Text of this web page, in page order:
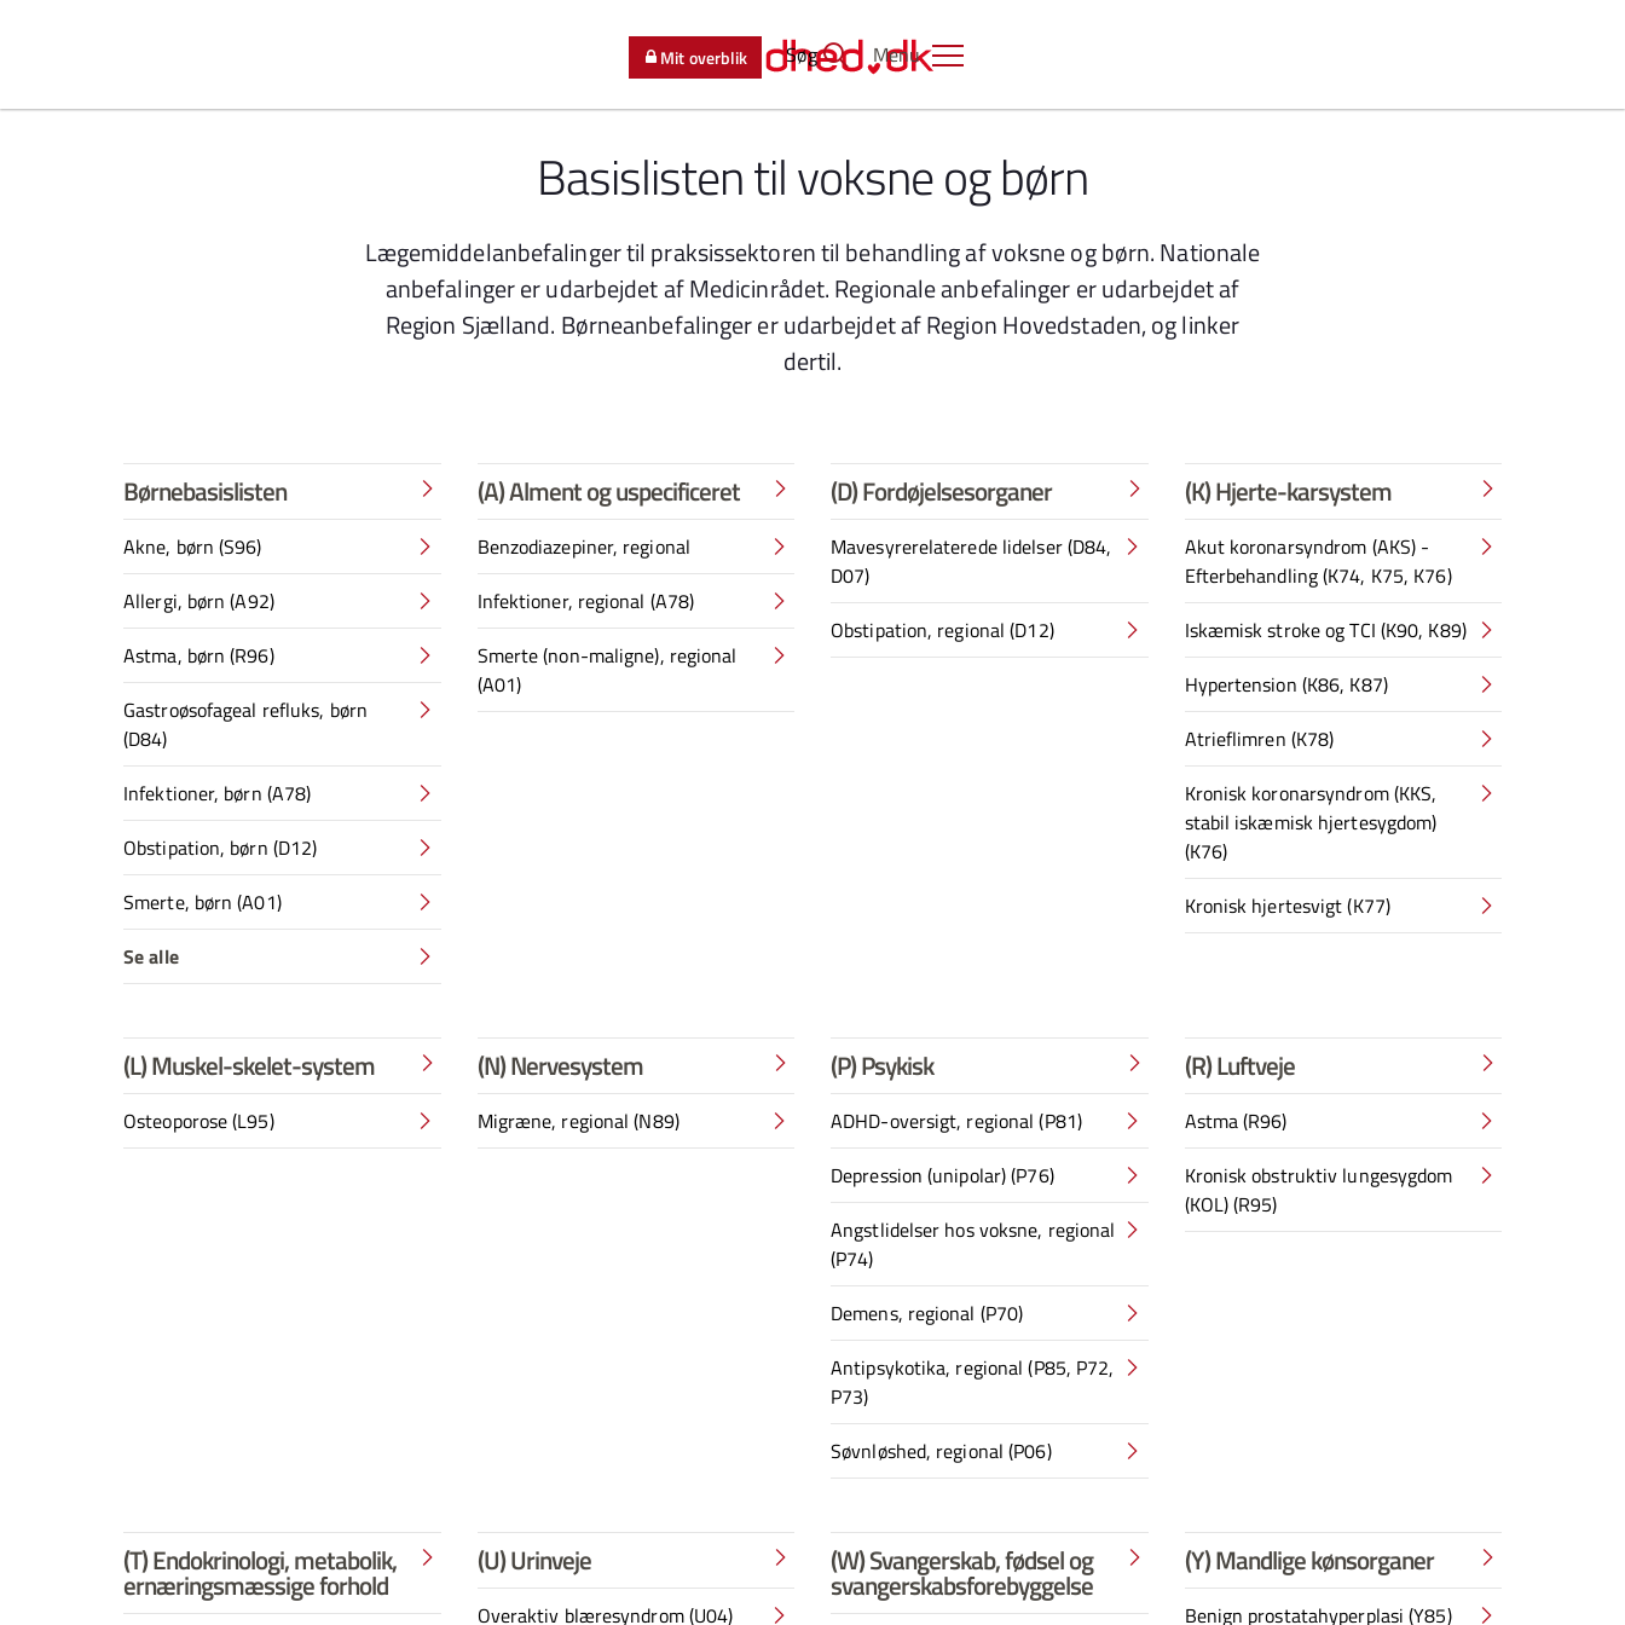
Menu
Søg
Mit overblik
Basislisten til voksne og børn
Lægemiddelanbefalinger til praksissektoren til behandling af voksne og børn. Nationale
anbefalinger er udarbejdet af Medicinrådet. Regionale anbefalinger er udarbejdet af
Region Sjælland. Børneanbefalinger er udarbejdet af Region Hovedstaden, og linker
dertil.
Børnebasislisten
Akne, børn (S96)
Allergi, børn (A92)
Astma, børn (R96)
Gastroøsofageal refluks, børn
(D84)
Infektioner, børn (A78)
Obstipation, børn (D12)
Smerte, børn (A01)
Se alle
(A) Alment og uspecificeret
Benzodiazepiner, regional
Infektioner, regional (A78)
Smerte (non-maligne), regional
(A01)
(D) Fordøjelsesorganer
Mavesyrerelaterede lidelser (D84,
D07)
Obstipation, regional (D12)
(K) Hjerte-karsystem
Akut koronarsyndrom (AKS) -
Efterbehandling (K74, K75, K76)
Iskæmisk stroke og TCI (K90, K89)
Hypertension (K86, K87)
Atrieflimren (K78)
Kronisk koronarsyndrom (KKS,
stabil iskæmisk hjertesygdom)
(K76)
Kronisk hjertesvigt (K77)
(L) Muskel-skelet-system
Osteoporose (L95)
(N) Nervesystem
Migræne, regional (N89)
(P) Psykisk
ADHD-oversigt, regional (P81)
Depression (unipolar) (P76)
Angstlidelser hos voksne, regional
(P74)
Demens, regional (P70)
Antipsykotika, regional (P85, P72,
P73)
Søvnløshed, regional (P06)
(R) Luftveje
Astma (R96)
Kronisk obstruktiv lungesygdom
(KOL) (R95)
(T) Endokrinologi, metabolik,
ernæringsmæssige forhold
(U) Urinveje
Overaktiv blæresyndrom (U04)
(W) Svangerskab, fødsel og
svangerskabsforebyggelse
(Y) Mandlige kønsorganer
Benign prostatahyperplasi (Y85)